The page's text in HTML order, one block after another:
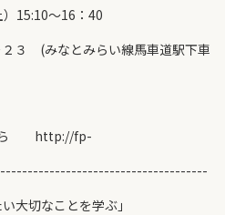
15:10～16：40
(みなとみらい線馬車道駅下車
ら http://fp-
大切なことを学ぶ」